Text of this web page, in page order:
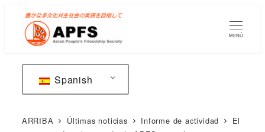
Saltar
contenido
principal
MENÚ
Spanish
ARRIBA Últimas noticias Informe de actividad
El